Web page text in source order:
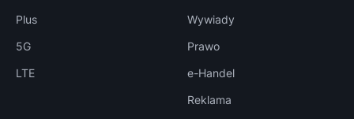
Plus
5G
LTE
Wywiady
Prawo
e-Handel
Reklama